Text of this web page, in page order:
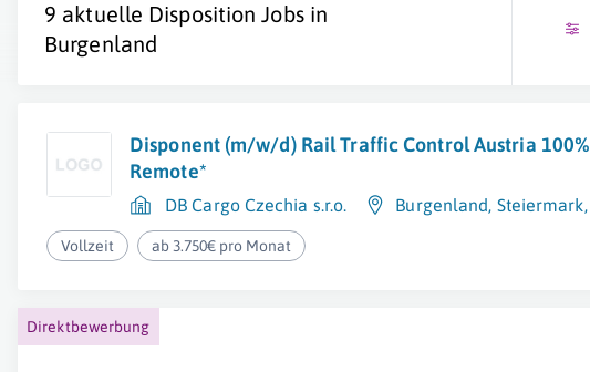
9 aktuelle Disposition Jobs in
Burgenland
Disponent (m/w/d) Rail Traffic Control Austria 100%
Remote*
DB Cargo Czechia s.r.o. Burgenland, Steiermark,
Vollzeit ab 3.750€ pro Monat
Direktbewerbung